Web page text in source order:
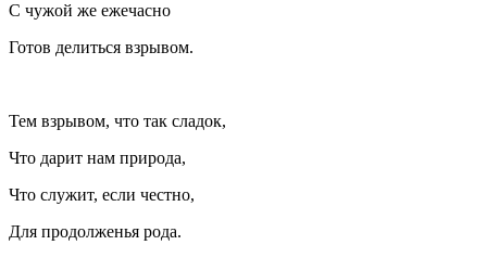
С чужой же ежечасно
Готов делиться взрывом.
Тем взрывом, что так сладок,
Что дарит нам природа,
Что служит, если честно,
Для продолженья рода.